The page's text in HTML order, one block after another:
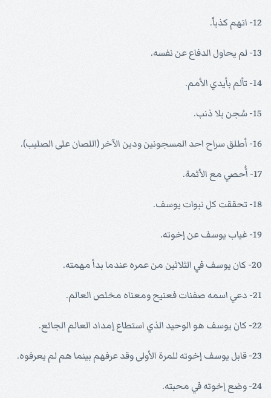
12- اتهم كذباً.
13- لم يحاول الدفاع عن نفسه.
14- تألم بأيدي الأمم.
15- سُجن بلا ذنب.
16- أطلق سراح احد المسجونين ودين الآخر (اللصان على الصليب).
17- أُحصي مع الأثمة.
18- تحققت كل نبوات يوسف.
19- غياب يوسف عن إخوته.
20- كان يوسف في الثلاثين من عمره عندما بدأ مهمته.
21- دعي اسمه صفنات فعنيح ومعناه مخلص العالم.
22- كان يوسف هو الوحيد الذي استطاع إمداد العالم الجائع.
23- قابل يوسف إخوته للمرة الأولى وقد عرفهم بينما هم لم يعرفوه.
24- وضع إخوته في محبته.